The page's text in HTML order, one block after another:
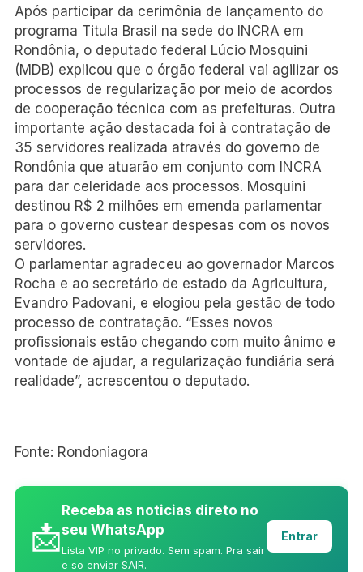
Após participar da cerimônia de lançamento do
programa Titula Brasil na sede do INCRA em
Rondônia, o deputado federal Lúcio Mosquini
(MDB) explicou que o órgão federal vai agilizar os
processos de regularização por meio de acordos
de cooperação técnica com as prefeituras. Outra
importante ação destacada foi à contratação de
35 servidores realizada através do governo de
Rondônia que atuarão em conjunto com INCRA
para dar celeridade aos processos. Mosquini
destinou R$ 2 milhões em emenda parlamentar
para o governo custear despesas com os novos
servidores.
O parlamentar agradeceu ao governador Marcos
Rocha e ao secretário de estado da Agricultura,
Evandro Padovani, e elogiou pela gestão de todo
processo de contratação. “Esses novos
profissionais estão chegando com muito ânimo e
vontade de ajudar, a regularização fundiária será
realidade”, acrescentou o deputado.
Fonte: Rondoniagora
📩
Receba as noticias direto no
seu WhatsApp
Lista VIP no privado. Sem spam. Pra sair
e so enviar SAIR.
Entrar